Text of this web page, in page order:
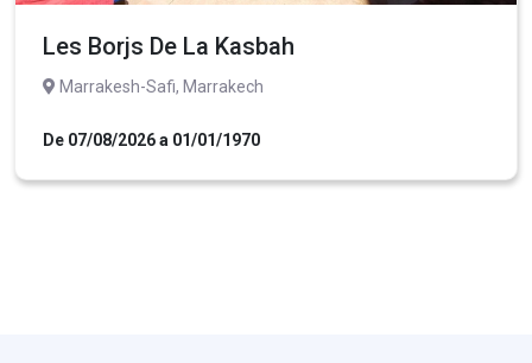
Les Borjs De La Kasbah
Marrakesh-Safi, Marrakech
De 07/08/2026 a 01/01/1970